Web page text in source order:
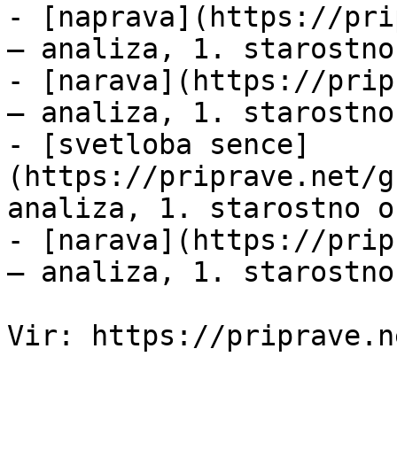
- [naprava](https://
— analiza, 1. starostno
- [narava](https://
— analiza, 1. starostno
- [svetloba sence]
(https://priprave.net/
analiza, 1. starostno
- [narava](https://
— analiza, 1. starostno